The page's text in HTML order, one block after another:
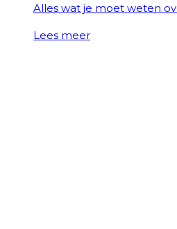
Alles wat je moet weten
Lees meer